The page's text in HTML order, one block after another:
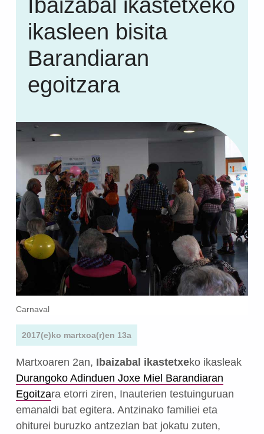
Ibaizabal ikastetxeko
ikasleen bisita
Barandiaran
egoitzara
Carnaval
2017(e)ko martxoa(r)en 13a
Martxoaren 2an, Ibaizabal ikastetxeko ikasleak
Durangoko Adinduen Joxe Miel Barandiaran
Egoitzara etorri ziren, Inauterien testuinguruan
emanaldi bat egitera. Antzinako familiei eta
ohiturei buruzko antzezlan bat jokatu zuten,